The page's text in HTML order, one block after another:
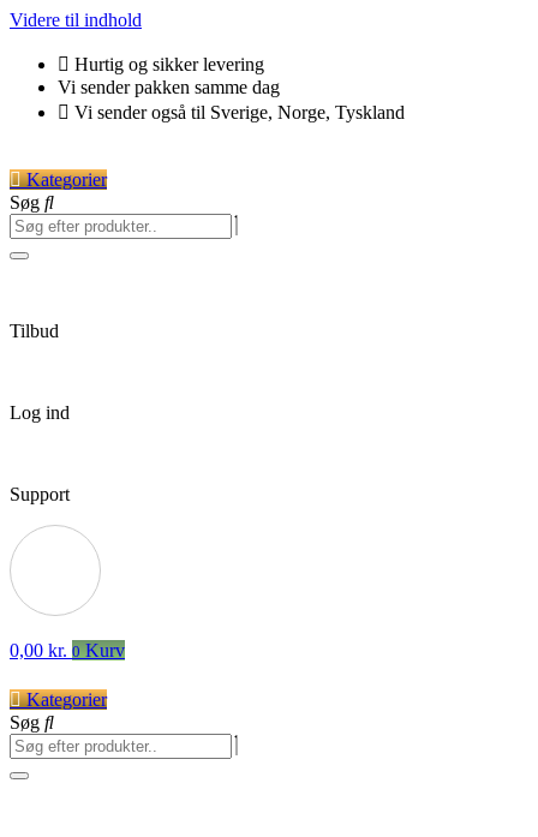
Videre til indhold
Hurtig og sikker levering
Vi sender pakken samme dag
Vi sender også til Sverige, Norge, Tyskland
Kategorier
Søg
Tilbud
Log ind
Support
0,00 kr. 0 Kurv
Kategorier
Søg